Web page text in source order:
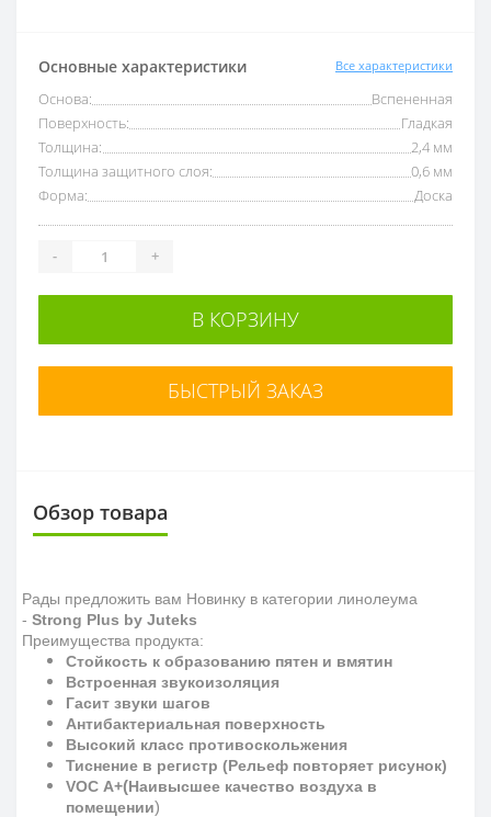
Основные характеристики Все характеристики
Основа:
Вспененная
Поверхность:
Гладкая
Толщина:
2,4 мм
Толщина защитного слоя:
0,6 мм
Форма:
Доска
- +
В КОРЗИНУ
БЫСТРЫЙ ЗАКАЗ
Обзор товара
Рады предложить вам Новинку в категории линолеума
- Strong Plus by Juteks
Преимущества продукта:
Стойкость к образованию пятен и вмятин
Встроенная звукоизоляция
Гасит звуки шагов
Антибактериальная поверхность
Высокий класс противоскольжения
Тиснение в регистр (Рельеф повторяет рисунок)
VOC A+(Наивысшее качество воздуха в
помещении)